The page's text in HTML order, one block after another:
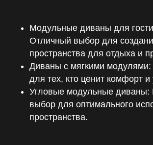
Модульные диваны для
Отличный выбор для
пространства для отдыха и
Диваны с мягкими
для тех, кто ценит комфорт и
Угловые модульные диваны:
выбор для оптимального
пространства.
+7 (968) 968 72 85
sales@ru-sky.com